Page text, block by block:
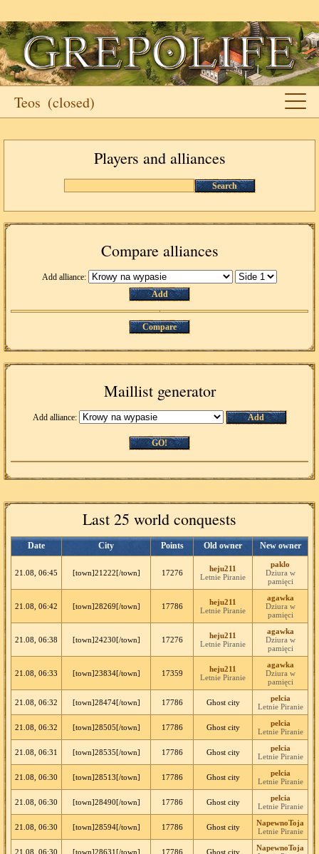
Teos (closed)
Players and alliances
Search
Compare alliances
Add alliance:
Add
Compare
Maillist generator
Add alliance: Add
GO!
Last 25 world conquests
Date City Points Old owner New owner
21.08, 06:45 [town]21222[/town] 17276
heju211
Letnie Piranie
paklo
Dziura w
pamięci
21.08, 06:42 [town]28269[/town] 17786
heju211
Letnie Piranie
agawka
Dziura w
pamięci
21.08, 06:38 [town]24230[/town] 17276
heju211
Letnie Piranie
agawka
Dziura w
pamięci
21.08, 06:33 [town]23834[/town] 17359
heju211
Letnie Piranie
agawka
Dziura w
pamięci
21.08, 06:32 [town]28474[/town] 17786 Ghost city
pelcia
Letnie Piranie
21.08, 06:32 [town]28505[/town] 17786 Ghost city
pelcia
Letnie Piranie
21.08, 06:31 [town]28535[/town] 17786 Ghost city
pelcia
Letnie Piranie
21.08, 06:30 [town]28513[/town] 17786 Ghost city
pelcia
Letnie Piranie
21.08, 06:30 [town]28490[/town] 17786 Ghost city
pelcia
Letnie Piranie
21.08, 06:30 [town]28594[/town] 17786 Ghost city
NapewnoToja
Letnie Piranie
21.08, 06:30 [town]28631[/town] 17786 Ghost city
NapewnoToja